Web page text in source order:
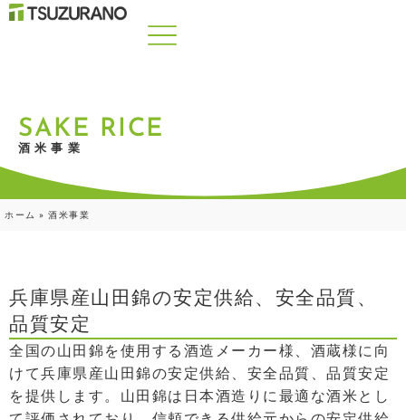
SAKE RICE
酒米事業
ホーム » 酒米事業
兵庫県産山田錦の安定供給、安全品質、
品質安定
全国の山田錦を使用する酒造メーカー様、酒蔵様に向
けて兵庫県産山田錦の安定供給、安全品質、品質安定
を提供します。山田錦は日本酒造りに最適な酒米とし